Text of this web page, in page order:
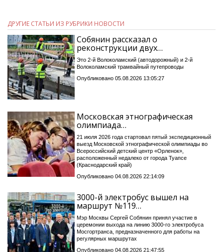
ДРУГИЕ СТАТЬИ ИЗ РУБРИКИ НОВОСТИ
Собянин рассказал о
реконструкции двух…
Это 2-й Волоколамский (автодорожный) и 2-й
Волоколамский трамвайный путепроводы
Опубликовано 05.08.2026 13:05:27
Московская этнографическая
олимпиада…
21 июля 2026 года стартовал пятый экспедиционный
выезд Московской этнографической олимпиады во
Всероссийский детский центр «Орленок»,
расположенный недалеко от города Туапсе
(Краснодарский край)
Опубликовано 04.08.2026 22:14:09
3000-й электробус вышел на
маршрут №119…
Мэр Москвы Сергей Собянин принял участие в
церемонии выхода на линию 3000-го электробуса
Мосгортранса, предназначенного для работы на
регулярных маршрутах
Опубликовано 04.08.2026 21:47:55